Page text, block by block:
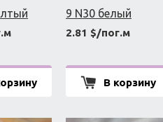
9 N30 белый
2.81 $/пог.м
В корзину